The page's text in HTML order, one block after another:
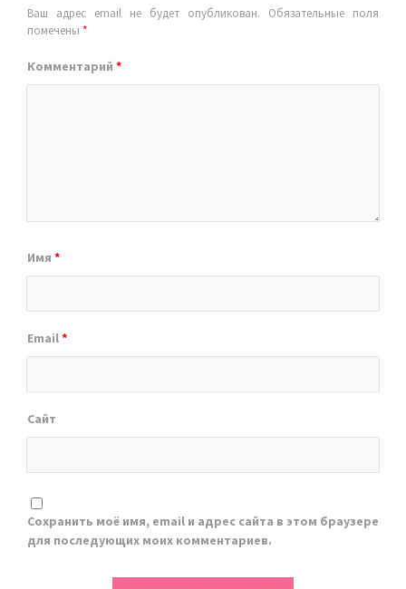
Ваш адрес email не будет опубликован.
Обязательные поля
помечены *
Комментарий *
Имя *
Email*
Сайт
Сохранить моё имя, email и адрес сайта в этом браузере
для последующих моих комментариев.